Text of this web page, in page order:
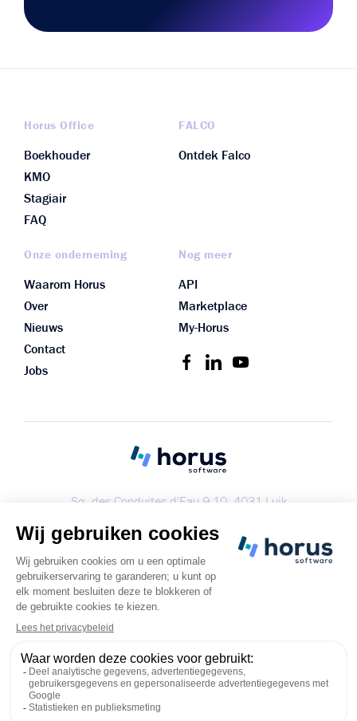
Horus Office
Boekhouder
KMO
Stagiair
FAQ
FALCO
Ontdek Falco
Onze onderneming
Waarom Horus
Over
Nieuws
Contact
Jobs
Nog meer
API
Marketplace
My-Horus
Sq. des Conduites d'Eau 9-10, 4031 Luik
info@horus-software.be
Boek een demo
Copyright 2023 - Alle rechten voorbehouden
Privacybeleid
Servicevoorwaarden